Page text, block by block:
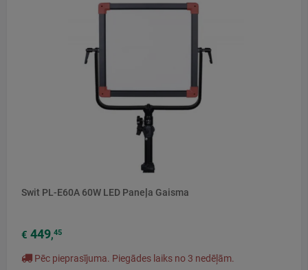
Swit PL-E60A 60W LED Paneļa Gaisma
€ 449,45
Pēc pieprasījuma. Piegādes laiks no 3 nedēļām.